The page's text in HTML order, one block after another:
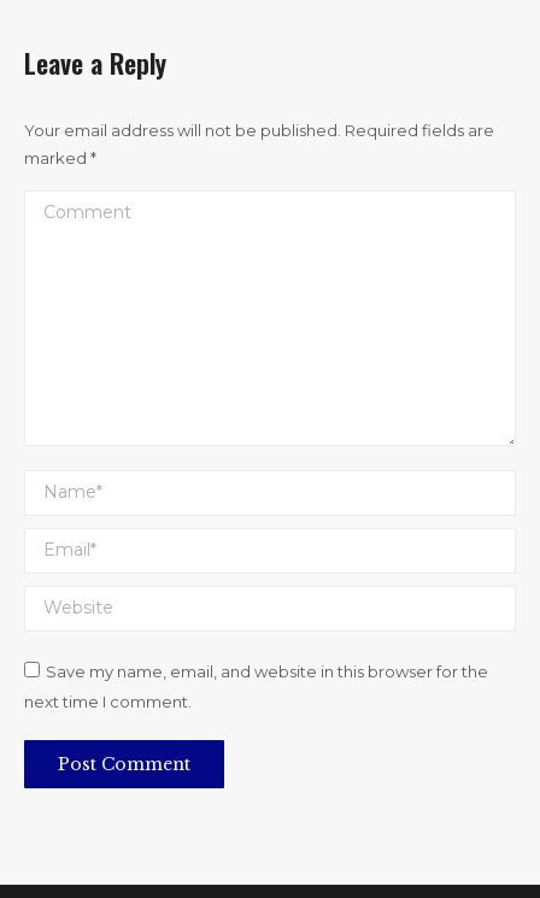
Leave a Reply
Your email address will not be published. Required fields are
marked *
Comment
Name *
Email *
Website
Save my name, email, and website in this browser for the
next time I comment.
Post Comment